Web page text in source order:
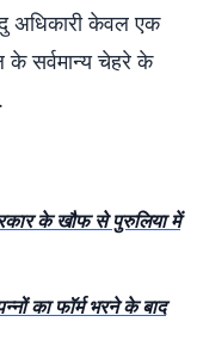
अधिकारी केवल एक
के सर्वमान्य चेहरे के
के खौफ से पुरुलिया में
का फॉर्म भरने के बाद